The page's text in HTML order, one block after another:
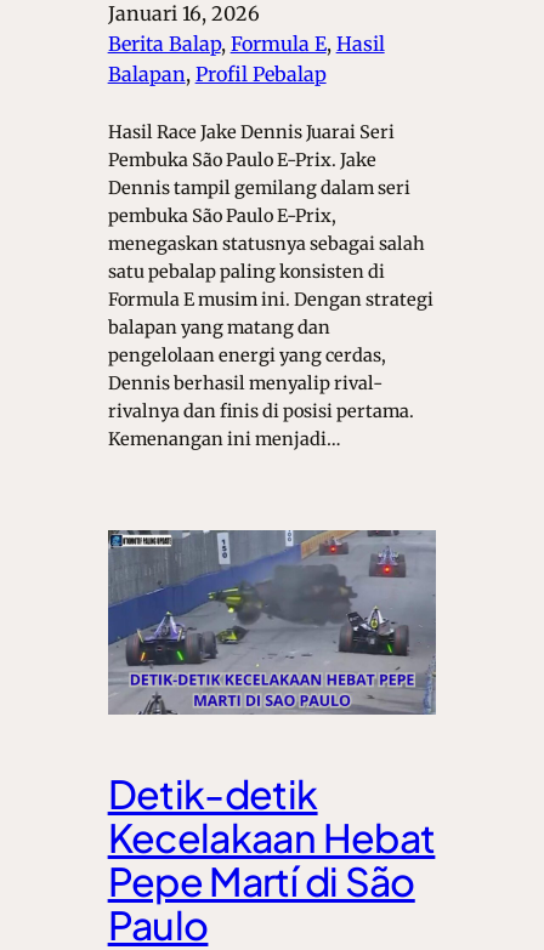
Januari 16, 2026
Berita Balap, Formula E, Hasil
Balapan, Profil Pebalap
Hasil Race Jake Dennis Juarai Seri
Pembuka São Paulo E-Prix. Jake
Dennis tampil gemilang dalam seri
pembuka São Paulo E-Prix,
menegaskan statusnya sebagai salah
satu pebalap paling konsisten di
Formula E musim ini. Dengan strategi
balapan yang matang dan
pengelolaan energi yang cerdas,
Dennis berhasil menyalip rival-
rivalnya dan finis di posisi pertama.
Kemenangan ini menjadi…
Detik-detik
Kecelakaan Hebat
Pepe Martí di São
Paulo